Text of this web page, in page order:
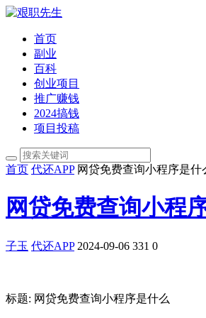
首页
副业
百科
创业项目
推广赚钱
2024搞钱
项目投稿
首页 代还APP 网贷免费查询小程序是什
网贷免费查询小程
子玉 代还APP 2024-09-06 331 0
标题: 网贷免费查询小程序是什么